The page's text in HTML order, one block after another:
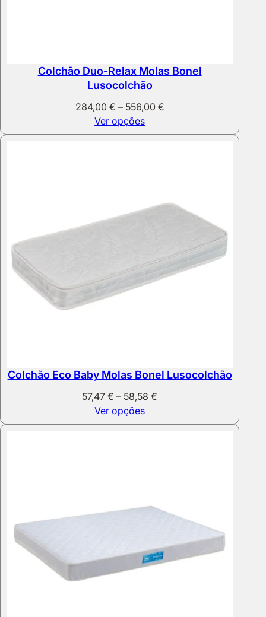
Colchão Duo-Relax Molas Bonel
Lusocolchão
284,00 € – 556,00 €Price
284,00 €
Ver opções
Colchão Eco Baby Molas Bonel Lusocolchão
57,47€ – 58,58€
57,47 €
Ver opções